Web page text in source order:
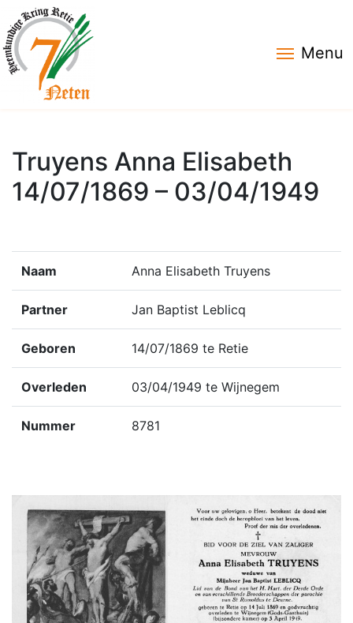
Menu
Truyens Anna Elisabeth
14/07/1869 – 03/04/1949
Naam Anna Elisabeth Truyens
Partner Jan Baptist Leblicq
Geboren 14/07/1869 te Retie
Overleden 03/04/1949 te Wijnegem
Nummer 8781